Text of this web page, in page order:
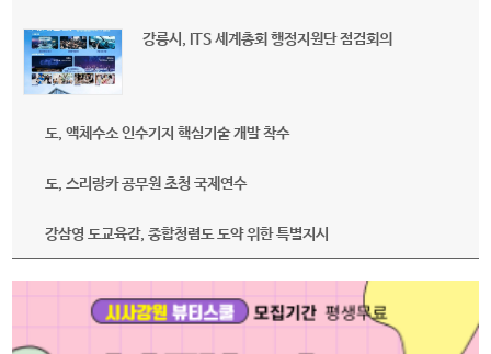
강릉시, ITS 세계총회 행정지원단 점검회의
도, 액체수소 인수기지 핵심기술 개발 착수
도, 스리랑카 공무원 초청 국제연수
강삼영 도교육감, 종합청렴도 도약 위한 특별지시